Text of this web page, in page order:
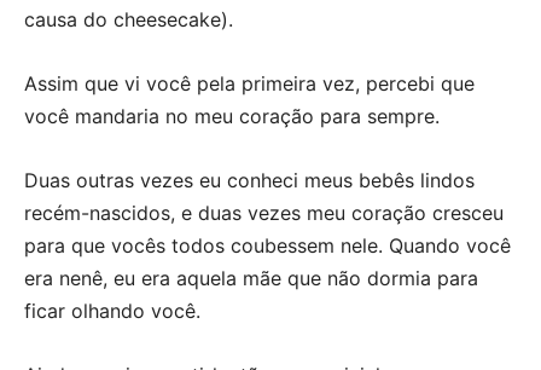
causa do cheesecake).
Assim que vi você pela primeira vez, percebi que
você mandaria no meu coração para sempre.
Duas outras vezes eu conheci meus bebês lindos
recém-nascidos, e duas vezes meu coração cresceu
para que vocês todos coubessem nele. Quando você
era nenê, eu era aquela mãe que não dormia para
ficar olhando você.